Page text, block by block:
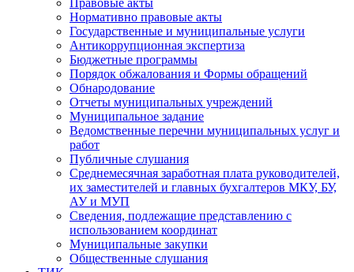
Правовые акты
Нормативно правовые акты
Государственные и муниципальные услуги
Антикоррупционная экспертиза
Бюджетные программы
Порядок обжалования и Формы обращений
Обнародование
Отчеты муниципальных учреждений
Муниципальное задание
Ведомственные перечни муниципальных услуг и
работ
Публичные слушания
Среднемесячная заработная плата руководителей,
их заместителей и главных бухгалтеров МКУ, БУ,
АУ и МУП
Сведения, подлежащие представлению с
использованием координат
Муниципальные закупки
Общественные слушания